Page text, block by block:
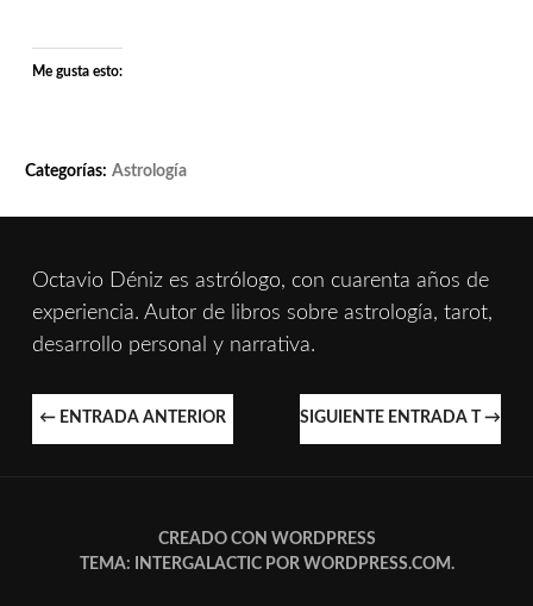
Me gusta esto:
Categorías: Astrología
Octavio Déniz es astrólogo, con cuarenta años de
experiencia. Autor de libros sobre astrología, tarot,
desarrollo personal y narrativa.
NAVEGACIÓN
ENTRADAS
← ENTRADA ANTERIOR SIGUIENTE ENTRADA T →
CREADO CON WORDPRESS
TEMA: INTERGALACTIC POR WORDPRESS.COM.